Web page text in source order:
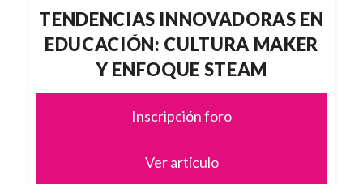
TENDENCIAS INNOVADORAS EN
EDUCACIÓN: CULTURA MAKER
Y ENFOQUE STEAM
Inscripción foro
Ver artículo